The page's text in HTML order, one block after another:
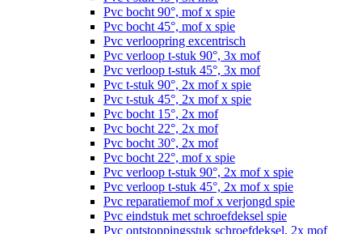
Pvc bocht 90°, mof x spie
Pvc bocht 45°, mof x spie
Pvc verloopring excentrisch
Pvc verloop t-stuk 90°, 3x mof
Pvc verloop t-stuk 45°, 3x mof
Pvc t-stuk 90°, 2x mof x spie
Pvc t-stuk 45°, 2x mof x spie
Pvc bocht 15°, 2x mof
Pvc bocht 22°, 2x mof
Pvc bocht 30°, 2x mof
Pvc bocht 22°, mof x spie
Pvc verloop t-stuk 90°, 2x mof x spie
Pvc verloop t-stuk 45°, 2x mof x spie
Pvc reparatiemof mof x verjongd spie
Pvc eindstuk met schroefdeksel spie
Pvc ontstoppingsstuk schroefdeksel, 2x mof